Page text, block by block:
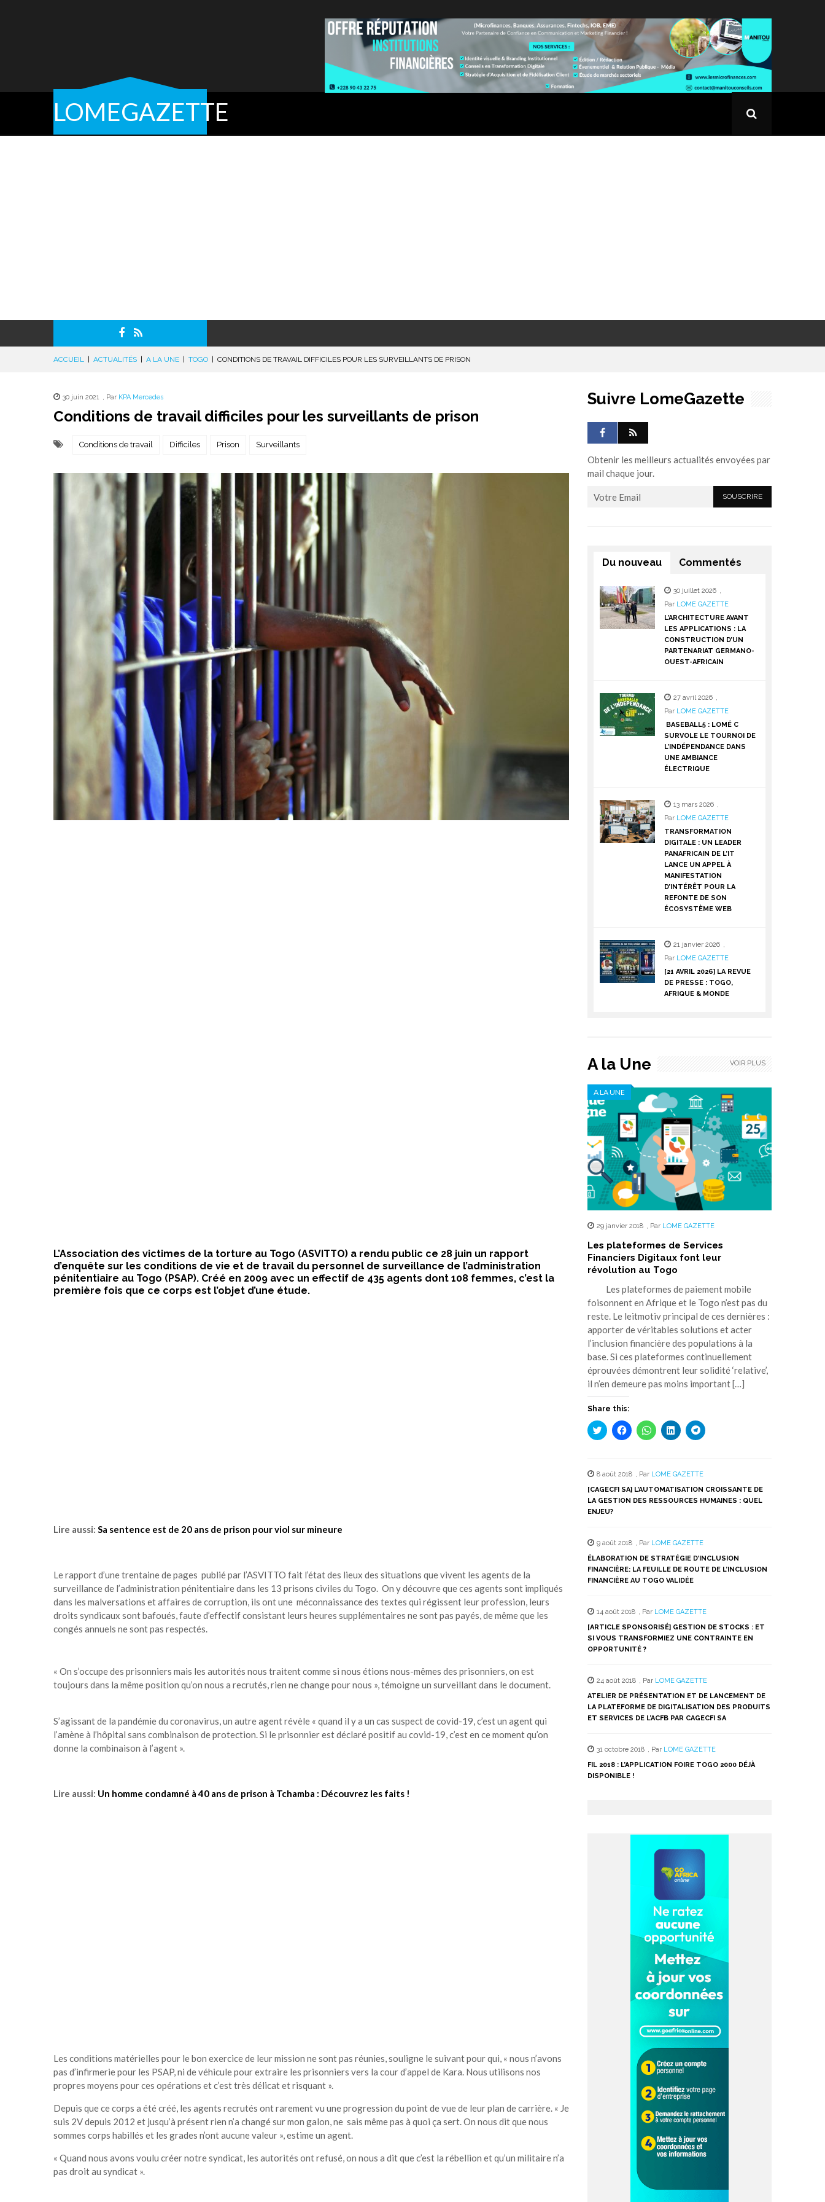
LOMEGAZETTE
ACCUEIL ACTUALITÉS A LA UNE TOGO CONDITIONS DE TRAVAIL DIFFICILES POUR LES SURVEILLANTS DE PRISON
30 juin 2021 , Par KPA Mercedes
Conditions de travail difficiles pour les surveillants de prison
Conditions de travail Difficiles Prison Surveillants
L’Association des victimes de la torture au Togo (ASVITTO) a rendu public ce 28 juin un rapport
d’enquête sur les conditions de vie et de travail du personnel de surveillance de l’administration
pénitentiaire au Togo (PSAP). Créé en 2009 avec un effectif de 435 agents dont 108 femmes, c’est la
première fois que ce corps est l’objet d’une étude.
Lire aussi: Sa sentence est de 20 ans de prison pour viol sur mineure
Le rapport d’une trentaine de pages publié par l’ASVITTO fait l’état des lieux des situations que vivent les agents de la
surveillance de l’administration pénitentiaire dans les 13 prisons civiles du Togo. On y découvre que ces agents sont impliqués
dans les malversations et affaires de corruption, ils ont une méconnaissance des textes qui régissent leur profession, leurs
droits syndicaux sont bafoués, faute d’effectif consistant leurs heures supplémentaires ne sont pas payés, de même que les
congés annuels ne sont pas respectés.
« On s’occupe des prisonniers mais les autorités nous traitent comme si nous étions nous-mêmes des prisonniers, on est
toujours dans la même position qu’on nous a recrutés, rien ne change pour nous », témoigne un surveillant dans le document.
S’agissant de la pandémie du coronavirus, un autre agent révèle « quand il y a un cas suspect de covid-19, c’est un agent qui
l’amène à l’hôpital sans combinaison de protection. Si le prisonnier est déclaré positif au covid-19, c’est en ce moment qu’on
donne la combinaison à l’agent ».
Lire aussi: Un homme condamné à 40 ans de prison à Tchamba : Découvrez les faits !
Les conditions matérielles pour le bon exercice de leur mission ne sont pas réunies, souligne le suivant pour qui, « nous n’avons
pas d’infirmerie pour les PSAP, ni de véhicule pour extraire les prisonniers vers la cour d’appel de Kara. Nous utilisons nos
propres moyens pour ces opérations et c’est très délicat et risquant ».
Depuis que ce corps a été créé, les agents recrutés ont rarement vu une progression du point de vue de leur plan de carrière. « Je
suis 2V depuis 2012 et jusqu’à présent rien n’a changé sur mon galon, ne sais même pas à quoi ça sert. On nous dit que nous
sommes corps habillés et les grades n’ont aucune valeur », estime un agent.
« Quand nous avons voulu créer notre syndicat, les autorités ont refusé, on nous a dit que c’est la rébellion et qu’un militaire n’a
pas droit au syndicat ».
Suivre LomeGazette
Obtenir les meilleurs actualités envoyées par
mail chaque jour.
Du nouveau Commentés
30 juillet 2026 ,
Par LOME GAZETTE
L’ARCHITECTURE AVANT
LES APPLICATIONS : LA
CONSTRUCTION D’UN
PARTENARIAT GERMANO-
OUEST-AFRICAIN
27 avril 2026 ,
Par LOME GAZETTE
BASEBALL5 : LOMÉ C
SURVOLE LE TOURNOI DE
L’INDÉPENDANCE DANS
UNE AMBIANCE
ÉLECTRIQUE
13 mars 2026 ,
Par LOME GAZETTE
TRANSFORMATION
DIGITALE : UN LEADER
PANAFRICAIN DE L’IT
LANCE UN APPEL À
MANIFESTATION
D’INTÉRÊT POUR LA
REFONTE DE SON
ÉCOSYSTÈME WEB
21 janvier 2026 ,
Par LOME GAZETTE
[21 AVRIL 2026] LA REVUE
DE PRESSE : TOGO,
AFRIQUE & MONDE
A la Une
A LA UNE
29 janvier 2018 , Par LOME GAZETTE
Les plateformes de Services
Financiers Digitaux font leur
révolution au Togo
Les plateformes de paiement mobile
foisonnent en Afrique et le Togo n’est pas du
reste. Le leitmotiv principal de ces dernières :
apporter de véritables solutions et acter
l’inclusion financière des populations à la
base. Si ces plateformes continuellement
éprouvées démontrent leur solidité ‘relative’,
il n’en demeure pas moins important […]
Share this:
Cliquez
pour
une
nouvelle
fenêtre)
Cliquez
pour
une
nouvelle
fenêtre)
Cliquez
pour
une
nouvelle
fenêtre)
Cliquez
pour
une
nouvelle
fenêtre)
Cliquez
pour
une
nouvelle
fenêtre)
8 août 2018 , Par LOME GAZETTE
[CAGECFI SA] L’AUTOMATISATION CROISSANTE DE
LA GESTION DES RESSOURCES HUMAINES : QUEL
ENJEU?
9 août 2018 , Par LOME GAZETTE
ÉLABORATION DE STRATÉGIE D’INCLUSION
FINANCIÈRE: LA FEUILLE DE ROUTE DE L’INCLUSION
FINANCIÈRE AU TOGO VALIDÉE
14 août 2018 , Par LOME GAZETTE
[ARTICLE SPONSORISÉ] GESTION DE STOCKS : ET
SI VOUS TRANSFORMIEZ UNE CONTRAINTE EN
OPPORTUNITÉ ?
24 août 2018 , Par LOME GAZETTE
ATELIER DE PRÉSENTATION ET DE LANCEMENT DE
LA PLATEFORME DE DIGITALISATION DES PRODUITS
ET SERVICES DE L’ACFB PAR CAGECFI SA
31 octobre 2018 , Par LOME GAZETTE
FIL 2018 : L’APPLICATION FOIRE TOGO 2000 DÉJÀ
DISPONIBLE !
VOIR PLUS